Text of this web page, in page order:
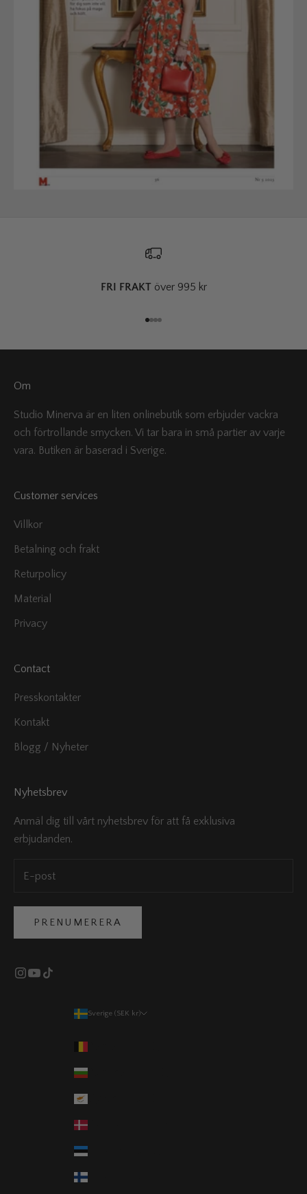
FRI FRAKTöver 995 kr
Om
Studio Minerva är en liten onlinebutik som erbjuder vackra
och förtrollande smycken. Vi tar bara in små partier av varje
vara. Butiken är baserad i Sverige.
Customer services
Villkor
Betalning och frakt
Returpolicy
Material
Privacy
Contact
Presskontakter
Kontakt
Blogg / Nyheter
Nyhetsbrev
Anmäl dig till vårt nyhetsbrev för att få exklusiva
erbjudanden.
PRENUMERERA
Sverige (SEK kr)
Bulgarien (EUR €)
Danmark (DKK kr.)
Estland (EUR €)
Finland (EUR €)